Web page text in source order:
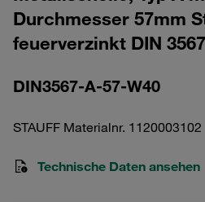
Durchmesser 57mm
feuerverzinkt DIN 3567
DIN3567-A-57-W40
STAUFF Materialnr. 1120003102
Technische Daten ansehen